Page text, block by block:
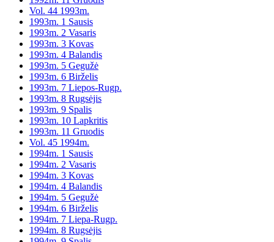
Vol. 44 1993m.
1993m. 1 Sausis
1993m. 2 Vasaris
1993m. 3 Kovas
1993m. 4 Balandis
1993m. 5 Gegužė
1993m. 6 Birželis
1993m. 7 Liepos-Rugp.
1993m. 8 Rugsėjis
1993m. 9 Spalis
1993m. 10 Lapkritis
1993m. 11 Gruodis
Vol. 45 1994m.
1994m. 1 Sausis
1994m. 2 Vasaris
1994m. 3 Kovas
1994m. 4 Balandis
1994m. 5 Gegužė
1994m. 6 Birželis
1994m. 7 Liepa-Rugp.
1994m. 8 Rugsėjis